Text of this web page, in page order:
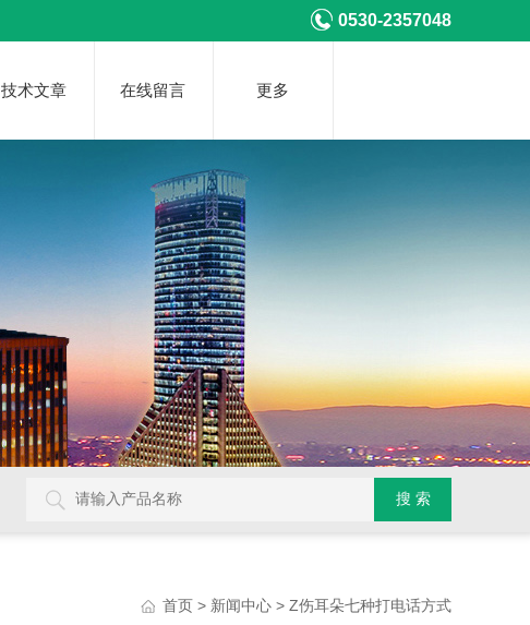
0530-2357048
技术文章 在线留言 更多
首页 > 新闻中心 > Z伤耳朵七种打电话方式